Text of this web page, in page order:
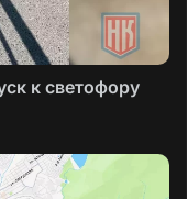
к светофору